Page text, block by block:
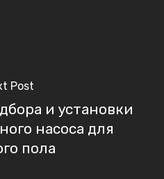
Post
и установки
насоса для
пола